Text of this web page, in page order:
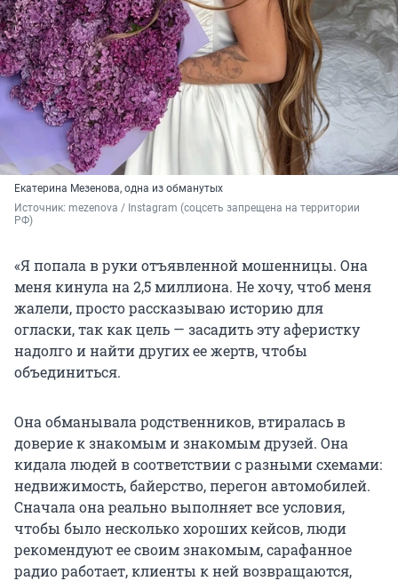
Екатерина Мезенова, одна из обманутых
Источник: mezenova / Instagram (соцсеть запрещена на территории
РФ)
«Я попала в руки отъявленной мошенницы. Она
меня кинула на 2,5 миллиона. Не хочу, чтоб меня
жалели, просто рассказываю историю для
огласки, так как цель — засадить эту аферистку
надолго и найти других ее жертв, чтобы
объединиться.
Она обманывала родственников, втиралась в
доверие к знакомым и знакомым друзей. Она
кидала людей в соответствии с разными схемами:
недвижимость, байерство, перегон автомобилей.
Сначала она реально выполняет все условия,
чтобы было несколько хороших кейсов, люди
рекомендуют ее своим знакомым, сарафанное
радио работает, клиенты к ней возвращаются,